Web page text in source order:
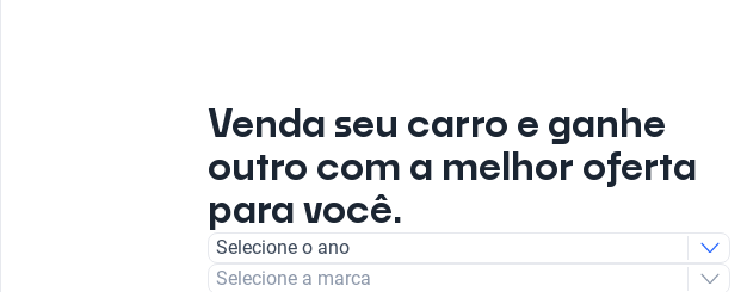
Venda seu carro e ganhe
outro com a melhor oferta
para você.
Selecione o ano
Selecione a marca